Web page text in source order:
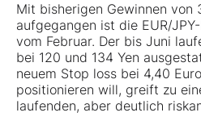
Kontakt
Mit bisherigen Gewinnen von
aufgegangen ist die EUR/
vom Februar. Der bis Juni
bei 120 und 134 Yen
neuem Stop loss bei 4,40
positionieren will, greift zu
laufenden, aber deutlich